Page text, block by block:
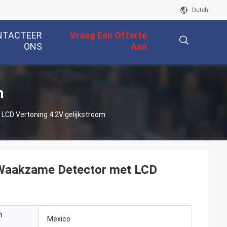
Dutch
ONS
Vraag Een Offerte
Aan
Vertoning 4.2V gelijkstroom
Detector met LCD
Mexico